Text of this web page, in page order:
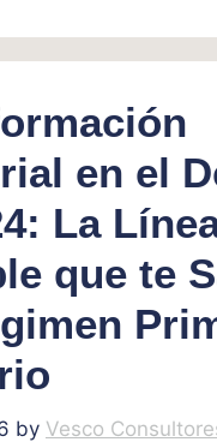
en el
La
que te
by Vesco